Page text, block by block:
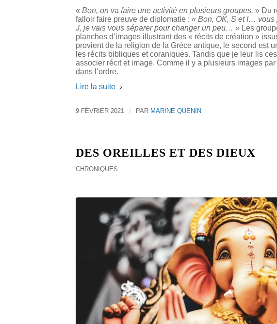
« Bon, on va faire une activité en plusieurs groupes. » Du
falloir faire preuve de diplomatie : « Bon, OK, S et I… vous
J, je vais vous séparer pour changer un peu… » Les
planches d’images illustrant des « récits de création »
provient de la religion de la Grèce antique, le second est
les récits bibliques et coraniques. Tandis que je leur lis
associer récit et image. Comme il y a plusieurs images
dans l’ordre.
Lire la suite
9 FÉVRIER 2021 / PAR MARINE QUENIN
DES OREILLES ET DES DIEUX
CHRONIQUES